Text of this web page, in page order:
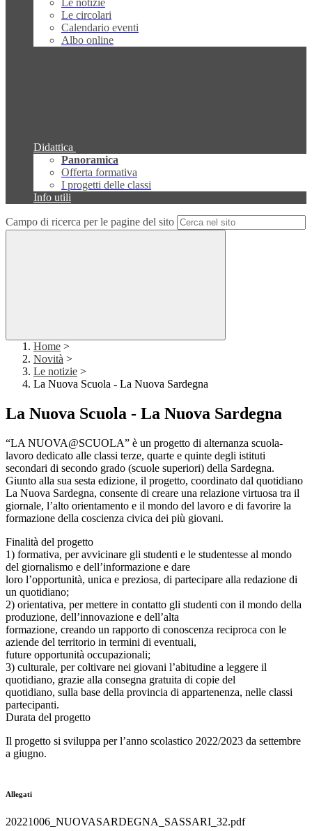
Le notizie
Le circolari
Calendario eventi
Albo online
Didattica
Panoramica
Offerta formativa
I progetti delle classi
Info utili
Campo di ricerca per le pagine del sito
Home >
Novità >
Le notizie >
La Nuova Scuola - La Nuova Sardegna
La Nuova Scuola - La Nuova Sardegna
“LA NUOVA@SCUOLA” è un progetto di alternanza scuola-
lavoro dedicato alle classi terze, quarte e quinte degli istituti
secondari di secondo grado (scuole superiori) della Sardegna.
Giunto alla sua sesta edizione, il progetto, coordinato dal quotidiano
La Nuova Sardegna, consente di creare una relazione virtuosa tra il
giornale, l’alto orientamento e il mondo del lavoro e di favorire la
formazione della coscienza civica dei più giovani.
Finalità del progetto
1) formativa, per avvicinare gli studenti e le studentesse al mondo
del giornalismo e dell’informazione e dare
loro l’opportunità, unica e preziosa, di partecipare alla redazione di
un quotidiano;
2) orientativa, per mettere in contatto gli studenti con il mondo della
produzione, dell’innovazione e dell’alta
formazione, creando un rapporto di conoscenza reciproca con le
aziende del territorio in termini di eventuali,
future opportunità occupazionali;
3) culturale, per coltivare nei giovani l’abitudine a leggere il
quotidiano, grazie alla consegna gratuita di copie del
quotidiano, sulla base della provincia di appartenenza, nelle classi
partecipanti.
Durata del progetto
Il progetto si sviluppa per l’anno scolastico 2022/2023 da settembre
a giugno.
Allegati
20221006_NUOVASARDEGNA_SASSARI_32.pdf